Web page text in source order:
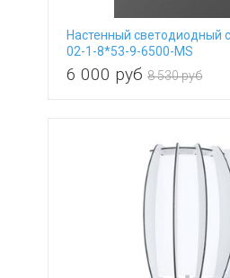
Настенный светодиодный
02-1-8*53-9-6500-MS
6 000 руб 8 530 руб